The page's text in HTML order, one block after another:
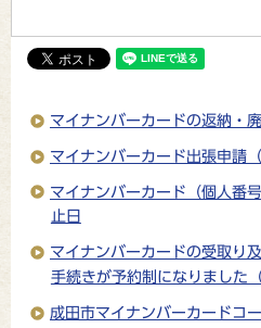
マイナンバーカードの返納・
マイナンバーカード出張申請
マイナンバーカード（個人番
止日
マイナンバーカードの受取り
手続きが予約制になりました
成田市マイナンバーカードコ